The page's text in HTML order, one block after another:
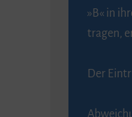
»B« in
tragen,
Der